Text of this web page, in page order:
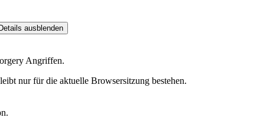
ausblenden
Angriffen.
nur für die aktuelle Browsersitzung bestehen.